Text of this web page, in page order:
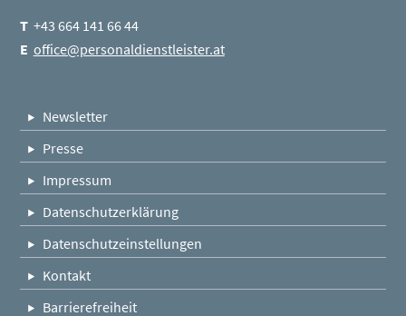
T+43 664 141 66 44
E office@personaldienstleister.at
Newsletter
Presse
Impressum
Datenschutzerklärung
Datenschutzeinstellungen
Kontakt
Barrierefreiheit